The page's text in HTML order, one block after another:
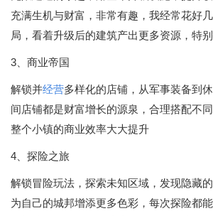
充满生机与财富，非常有趣，我经常花好
局，看着升级后的建筑产出更多资源，特
3、商业帝国
解锁并经营多样化的店铺，从军事装备到
间店铺都是财富增长的源泉，合理搭配不
整个小镇的商业效率大大提升
4、探险之旅
解锁冒险玩法，探索未知区域，发现隐藏
为自己的城邦增添更多色彩，每次探险都